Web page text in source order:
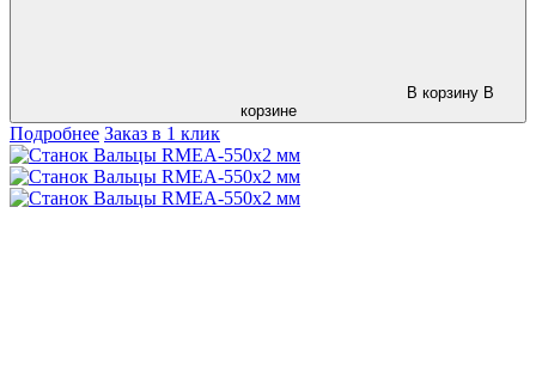
В корзину В
корзине
Подробнее Заказ в 1 клик